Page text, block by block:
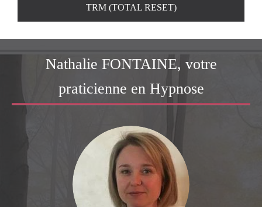
TRM (TOTAL RESET)
Nathalie FONTAINE, votre
praticienne en Hypnose